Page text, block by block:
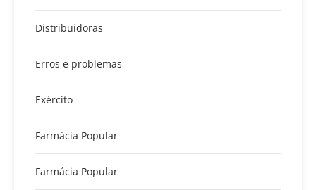
Distribuidoras
Erros e problemas
Exército
Farmácia Popular
Farmácia Popular